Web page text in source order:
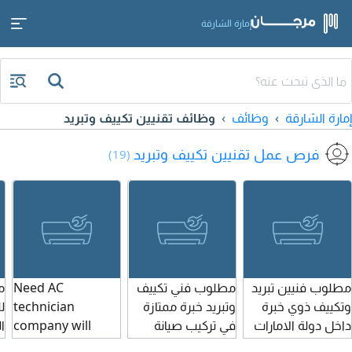
إمارة الشارقة
إمارة الشارقة وظائف وظائف تقنيين تكييف وتبريد
فرص عمل تقنيين تكييف وتبريد (19)
مطلوب فنيين تبريد
وتكييف ذوي خبرة
داخل دولة الامارات
العربية المتحدة،
مطلوب فني تكييف
وتبريد خبرة ممتازة
في تركيب صيانة
جميع أنواع المكيفات
Need AC
technician
company will
provide everyting